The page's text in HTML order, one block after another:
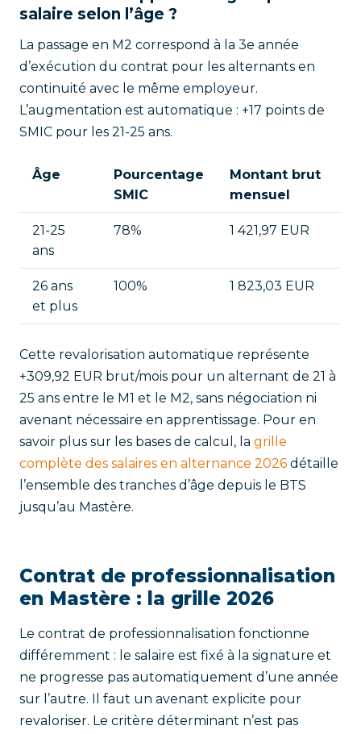
salaire selon l’âge ?
La passage en M2 correspond à la 3e année
d’exécution du contrat pour les alternants en
continuité avec le même employeur.
L’augmentation est automatique : +17 points de
SMIC pour les 21-25 ans.
Âge
Pourcentage
SMIC
Montant brut
mensuel
21-25
ans
78% 1 421,97 EUR
26 ans
et plus
100% 1 823,03 EUR
Cette revalorisation automatique représente
+309,92 EUR brut/mois pour un alternant de 21 à
25 ans entre le M1 et le M2, sans négociation ni
avenant nécessaire en apprentissage. Pour en
savoir plus sur les bases de calcul, la grille
complète des salaires en alternance 2026 détaille
l’ensemble des tranches d’âge depuis le BTS
jusqu’au Mastère.
Contrat de professionnalisation
en Mastère : la grille 2026
Le contrat de professionnalisation fonctionne
différemment : le salaire est fixé à la signature et
ne progresse pas automatiquement d’une année
sur l’autre. Il faut un avenant explicite pour
revaloriser. Le critère déterminant n’est pas